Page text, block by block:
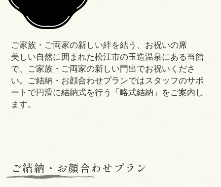
ご家族・ご両家の新しい絆を結う、お祝いの席
美しい自然に囲まれた松江市の玉造温泉にある当館
で、ご家族・ご両家の新しい門出でお祝いくださ
い。ご結納・お顔合わせプランではスタッフのサポ
ートで円滑に結納式を行う「略式結納」をご案内し
ます。
ご結納・お顔合わせプラン